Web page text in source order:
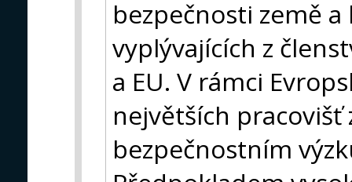
bezpečnosti země
vyplývajících z
a EU. V rámci
největších pracovišť
bezpečnostním